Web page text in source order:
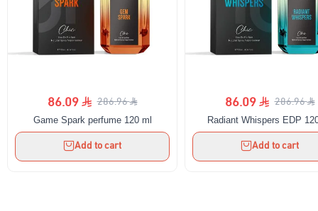
86.09 286.96
Game Spark perfume 120 ml
Add to cart
86.09 286.96
Radiant Whispers EDP
Add to cart